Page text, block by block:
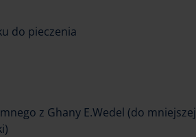
do pieczenia
z Ghany E.Wedel (do mniejszej